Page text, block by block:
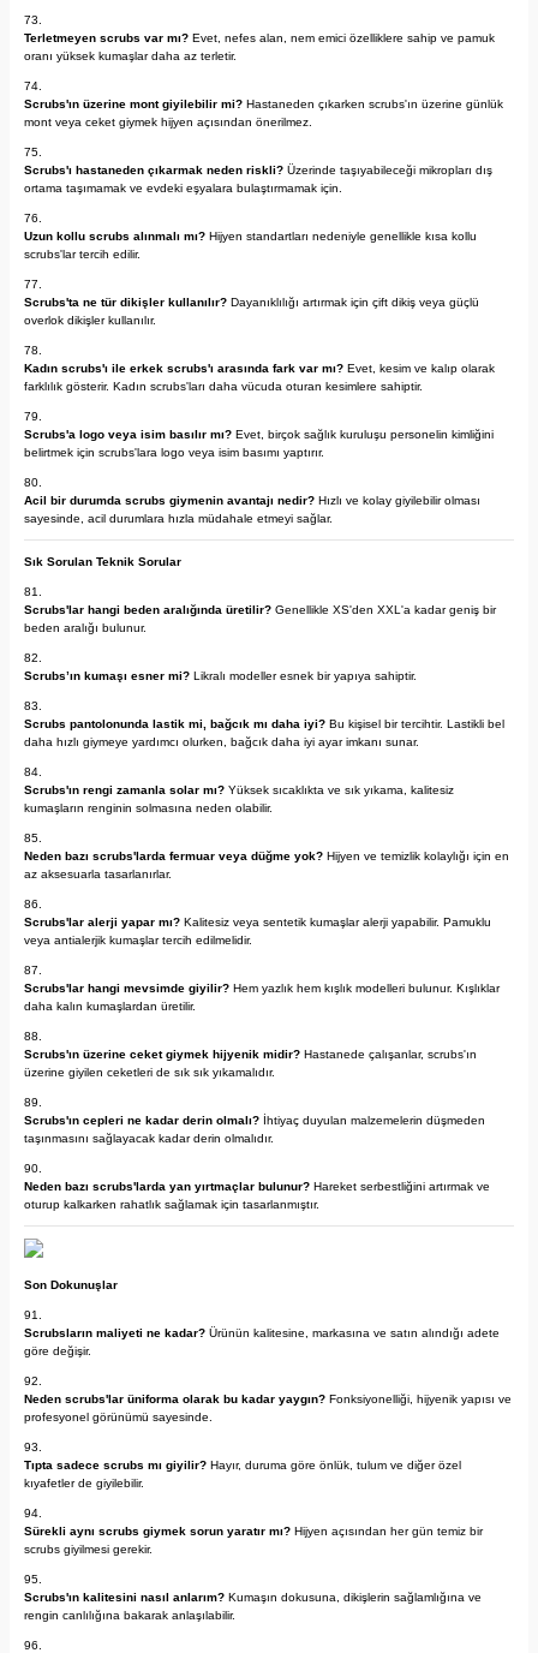
Terletmeyen scrubs var mı? Evet, nefes alan, nem emici özelliklere sahip ve pamuk
oranı yüksek kumaşlar daha az terletir.
Scrubs'ın üzerine mont giyilebilir mi? Hastaneden çıkarken scrubs'ın üzerine günlük
mont veya ceket giymek hijyen açısından önerilmez.
Scrubs'ı hastaneden çıkarmak neden riskli? Üzerinde taşıyabileceği mikropları dış
ortama taşımamak ve evdeki eşyalara bulaştırmamak için.
Uzun kollu scrubs alınmalı mı? Hijyen standartları nedeniyle genellikle kısa kollu
scrubs'lar tercih edilir.
Scrubs'ta ne tür dikişler kullanılır? Dayanıklılığı artırmak için çift dikiş veya güçlü
overlok dikişler kullanılır.
Kadın scrubs'ı ile erkek scrubs'ı arasında fark var mı? Evet, kesim ve kalıp olarak
farklılık gösterir. Kadın scrubs'ları daha vücuda oturan kesimlere sahiptir.
Scrubs'a logo veya isim basılır mı? Evet, birçok sağlık kuruluşu personelin kimliğini
belirtmek için scrubs'lara logo veya isim basımı yaptırır.
Acil bir durumda scrubs giymenin avantajı nedir? Hızlı ve kolay giyilebilir olması
sayesinde, acil durumlara hızla müdahale etmeyi sağlar.
Sık Sorulan Teknik Sorular
Scrubs'lar hangi beden aralığında üretilir? Genellikle XS'den XXL'a kadar geniş bir
beden aralığı bulunur.
Scrubs’ın kumaşı esner mi? Likralı modeller esnek bir yapıya sahiptir.
Scrubs pantolonunda lastik mi, bağcık mı daha iyi? Bu kişisel bir tercihtir. Lastikli bel
daha hızlı giymeye yardımcı olurken, bağcık daha iyi ayar imkanı sunar.
Scrubs'ın rengi zamanla solar mı? Yüksek sıcaklıkta ve sık yıkama, kalitesiz
kumaşların renginin solmasına neden olabilir.
Neden bazı scrubs'larda fermuar veya düğme yok? Hijyen ve temizlik kolaylığı için en
az aksesuarla tasarlanırlar.
Scrubs'lar alerji yapar mı? Kalitesiz veya sentetik kumaşlar alerji yapabilir. Pamuklu
veya antialerjik kumaşlar tercih edilmelidir.
Scrubs'lar hangi mevsimde giyilir? Hem yazlık hem kışlık modelleri bulunur. Kışlıklar
daha kalın kumaşlardan üretilir.
Scrubs'ın üzerine ceket giymek hijyenik midir? Hastanede çalışanlar, scrubs'ın
üzerine giyilen ceketleri de sık sık yıkamalıdır.
Scrubs'ın cepleri ne kadar derin olmalı? İhtiyaç duyulan malzemelerin düşmeden
taşınmasını sağlayacak kadar derin olmalıdır.
Neden bazı scrubs'larda yan yırtmaçlar bulunur? Hareket serbestliğini artırmak ve
oturup kalkarken rahatlık sağlamak için tasarlanmıştır.
Son Dokunuşlar
Scrubsların maliyeti ne kadar? Ürünün kalitesine, markasına ve satın alındığı adete
göre değişir.
Neden scrubs'lar üniforma olarak bu kadar yaygın? Fonksiyonelliği, hijyenik yapısı ve
profesyonel görünümü sayesinde.
Tıpta sadece scrubs mı giyilir? Hayır, duruma göre önlük, tulum ve diğer özel
kıyafetler de giyilebilir.
Sürekli aynı scrubs giymek sorun yaratır mı? Hijyen açısından her gün temiz bir
scrubs giyilmesi gerekir.
Scrubs'ın kalitesini nasıl anlarım? Kumaşın dokusuna, dikişlerin sağlamlığına ve
rengin canlılığına bakarak anlaşılabilir.